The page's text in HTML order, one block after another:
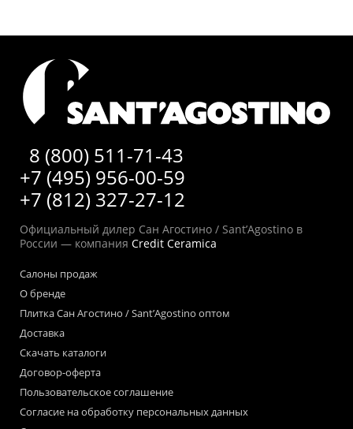
8 (800) 511-71-43
+7 (495) 956-00-59
+7 (812) 327-27-12
Официальный дилер Сан Агостино / Sant’Agostino в
России — компания Credit Ceramica
Салоны продаж
О бренде
Плитка Сан Агостино / Sant’Agostino оптом
Доставка
Скачать каталоги
Договор-оферта
Пользовательское соглашение
Согласие на обработку персональных данных